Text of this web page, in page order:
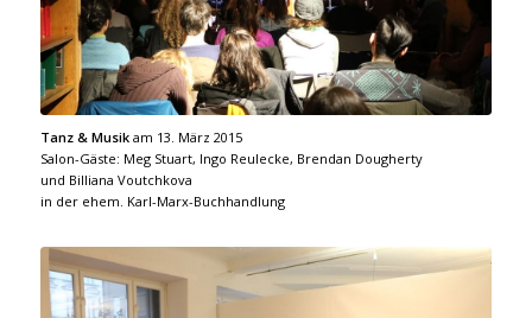
Tanz & Musikam 13. März 2015
Salon-Gäste: Meg Stuart, Ingo Reulecke, Brendan Dougherty
und Billiana Voutchkova
in der ehem. Karl-Marx-Buchhandlung